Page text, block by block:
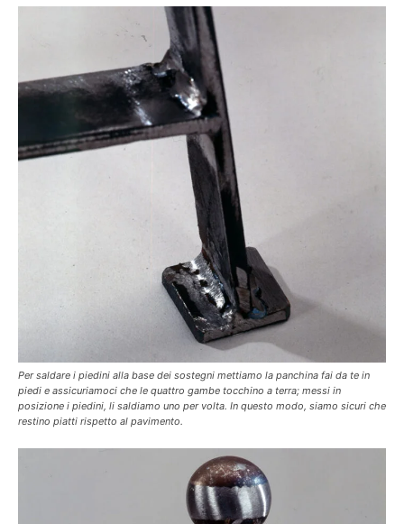
Per saldare i piedini alla base dei sostegni mettiamo la panchina fai da te in
piedi e assicuriamoci che le quattro gambe tocchino a terra; messi in
posizione i piedini, li saldiamo uno per volta. In questo modo, siamo sicuri che
restino piatti rispetto al pavimento.